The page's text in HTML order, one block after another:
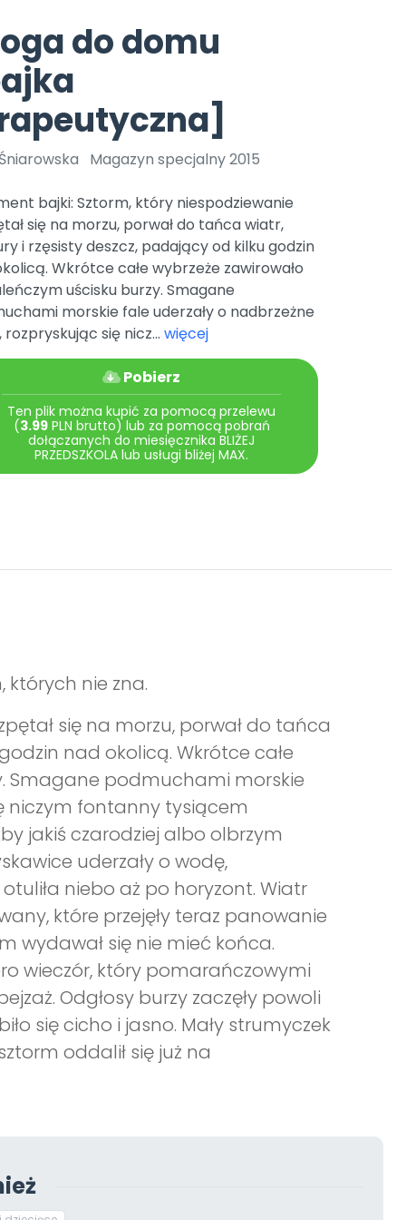
Archiwalne numery
Pomoc
Polecamy
Promocje
czerwca 2024 r. uzyskała
Online.
Bliżej Pieska
Pomoc zwierzętom
Książka (dla) Przedszkolaka
Promowanie czytelnictwa
TikTok
Zobacz nas na TikToku
YouTube
Filmy edukacyjne
do domu
Magazyn specjalny 2015
bajki: Sztorm, który niespodziewanie
się na morzu, porwał do tańca wiatr,
i rzęsisty deszcz, padający od kilku godzin
Wkrótce całe wybrzeże zawirowało
uścisku burzy. Smagane
morskie fale uderzały o nadbrzeżne
rozpryskując się nicz... więcej
Pobierz
Ten plik można kupić za pomocą przelewu
(3.99PLN brutto) lub za pomocą pobrań
dołączanych do miesięcznika BLIŻEJ
PRZEDSZKOLA lub usługi bliżej MAX.
których nie zna.
się na morzu, porwał do tańca
nad okolicą. Wkrótce całe
Smagane podmuchami morskie
niczym fontanny tysiącem
jakiś czarodziej albo olbrzym
uderzały o wodę,
niebo aż po horyzont. Wiatr
które przejęły teraz panowanie
wydawał się nie mieć końca.
wieczór, który pomarańczowymi
Odgłosy burzy zaczęły powoli
się cicho i jasno. Mały strumyczek
oddalił się już na